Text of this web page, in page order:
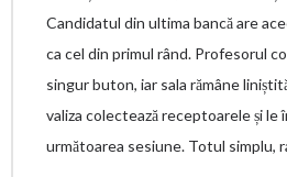
Candidatul din ultima bancă are
ca cel din primul rând. Profesorul
singur buton, iar sala rămâne
valiza colectează receptoarele și
următoarea sesiune. Totul simplu,